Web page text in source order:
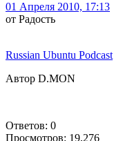
01 Апреля 2010, 17:13
от Радость
Russian Ubuntu Podcast
Автор D.MON
Ответов: 0
Просмотров: 19,276